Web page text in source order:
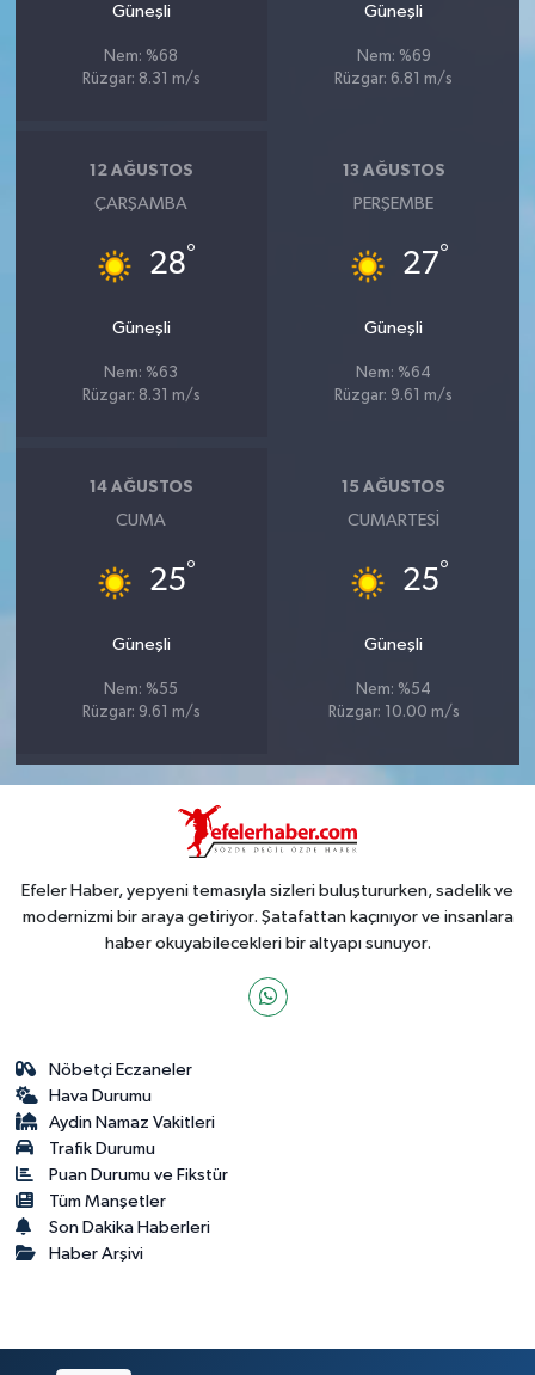
Güneşli
Nem: %68
Rüzgar: 8.31 m/s
Güneşli
Nem: %69
Rüzgar: 6.81 m/s
12 AĞUSTOS
ÇARŞAMBA
28°
Güneşli
Nem: %63
Rüzgar: 8.31 m/s
13 AĞUSTOS
PERŞEMBE
27°
Güneşli
Nem: %64
Rüzgar: 9.61 m/s
14 AĞUSTOS
CUMA
25°
Güneşli
Nem: %55
Rüzgar: 9.61 m/s
15 AĞUSTOS
CUMARTESI
25°
Güneşli
Nem: %54
Rüzgar: 10.00 m/s
Efeler Haber, yepyeni temasıyla sizleri buluştururken, sadelik ve
modernizmi bir araya getiriyor. Şatafattan kaçınıyor ve insanlara
haber okuyabilecekleri bir altyapı sunuyor.
Nöbetçi Eczaneler
Hava Durumu
Aydin Namaz Vakitleri
Trafik Durumu
Puan Durumu ve Fikstür
Tüm Manşetler
Son Dakika Haberleri
Haber Arşivi